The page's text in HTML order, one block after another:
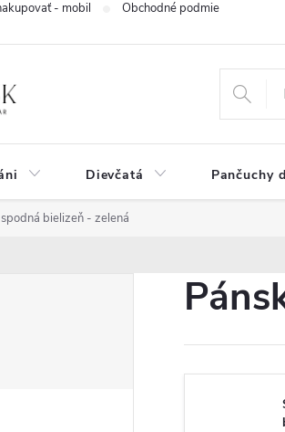
- mobil Obchodné podmienky
Dievčatá Pančuchy
bielizeň - zelená